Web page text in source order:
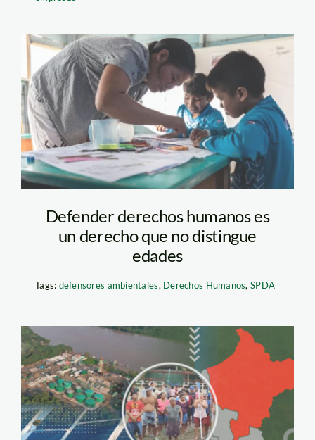
niñxs-diego perez-
spda
Defender derechos humanos es
un derecho que no distingue
edades
Tags: defensores ambientales, Derechos Humanos, SPDA
PORTADA—
HISTORIA-2